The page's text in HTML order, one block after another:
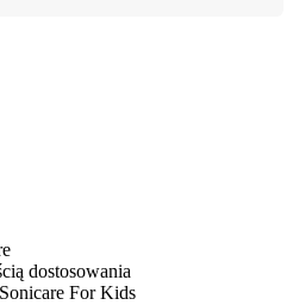
dostosowania
For Kids